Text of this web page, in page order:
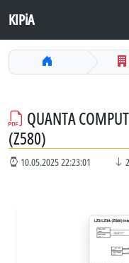
KIPiA
QUANTA
(Z580)
10.05.2025 22:23:01 2